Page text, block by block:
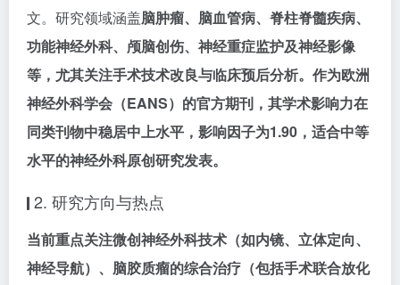
文。研究领域涵盖脑肿瘤、脑血管病、脊柱脊髓疾病、
功能神经外科、颅脑创伤、神经重症监护及神经影像
等，尤其关注手术技术改良与临床预后分析。作为欧洲
神经外科学会（EANS）的官方期刊，其学术影响力在
同类刊物中稳居中上水平，影响因子为1.90 ，适合中等
水平的神经外科原创研究发表。
2. 研究方向与热点
当前重点关注微创神经外科技术 （如内镜、立体定向、
神经导航）、 脑胶质瘤的综合治疗（包括手术联合放化